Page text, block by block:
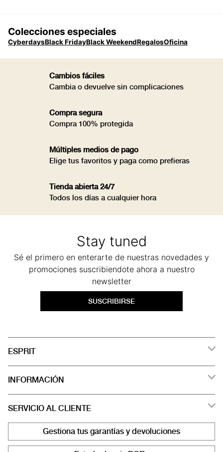
Colecciones especiales
CyberdaysBlack FridayBlack WeekendRegalosOficina
Cambios fáciles
Cambia o devuelve sin complicaciones
Compra segura
Compra 100% protegida
Múltiples medios de pago
Elige tus favoritos y paga como prefieras
Tienda abierta 24/7
Todos los días a cualquier hora
Stay tuned
Sé el primero en enterarte de nuestras novedades y
promociones suscribiendote ahora a nuestro
newsletter
SUSCRIBIRSE
ESPRIT
INFORMACIÓN
SERVICIO AL CLIENTE
Gestiona tus garantías y devoluciones